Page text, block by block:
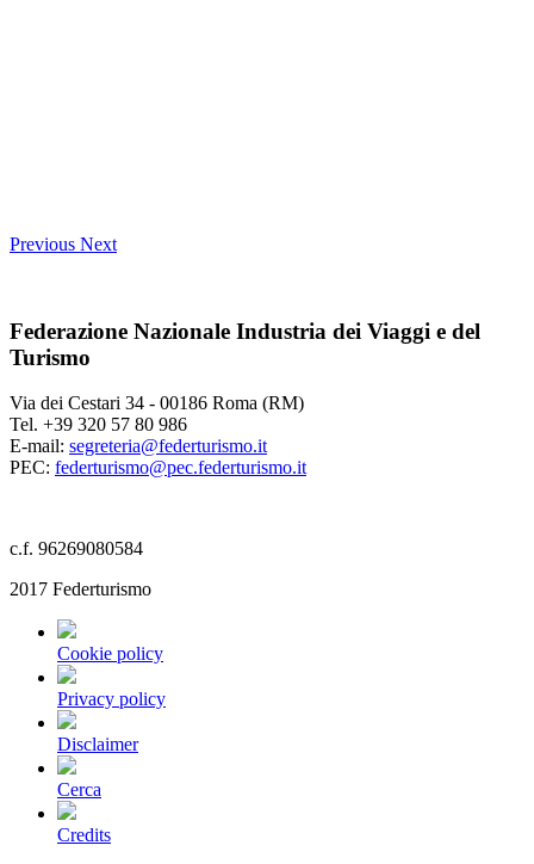
Previous Next
Federazione Nazionale Industria dei Viaggi e del
Turismo
Via dei Cestari 34 - 00186 Roma (RM)
Tel. +39 320 57 80 986
E-mail: segreteria@federturismo.it
PEC: federturismo@pec.federturismo.it
c.f. 96269080584
2017 Federturismo
Cookie policy
Privacy policy
Disclaimer
Cerca
Credits